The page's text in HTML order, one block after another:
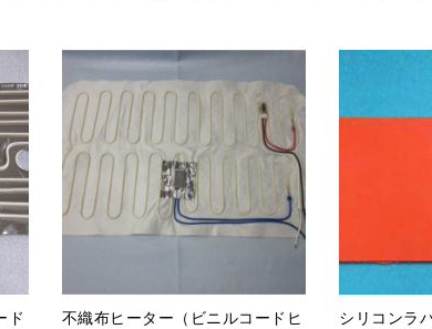
ド 不織布ヒーター（ビニルコードヒ シリコンラ